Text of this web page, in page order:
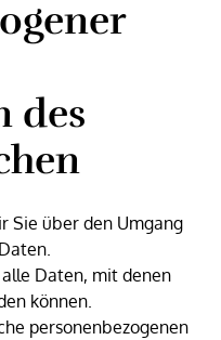
des
Sie über den Umgang
Daten, mit denen
können.
personenbezogenen